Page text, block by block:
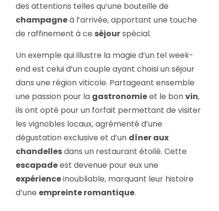
des attentions telles qu’une bouteille de
champagneà l’arrivée, apportant une touche
de raffinement à ce séjourspécial.
Un exemple qui illustre la magie d’un tel week-
end est celui d’un couple ayant choisi un séjour
dans une région viticole. Partageant ensemble
une passion pour la gastronomieet le bonvin,
ils ont opté pour un forfait permettant de visiter
les vignobles locaux, agrémenté d’une
dégustation exclusive et d’un dîner aux
chandellesdans un restaurant étoilé. Cette
escapadeest devenue pour eux une
expérienceinoubliable, marquant leur histoire
d’une empreinte romantique.